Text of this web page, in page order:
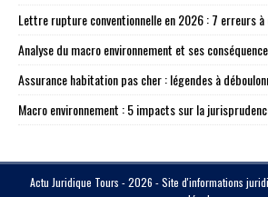
Lettre rupture conventionnelle en 2026 : 7 erreurs
Analyse du macro environnement et ses
Assurance habitation pas cher : légendes à
Macro environnement : 5 impacts sur la
Actu Juridique Tours - 2026 - Site d'informations